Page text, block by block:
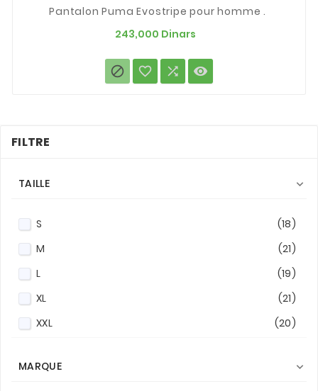
Pantalon Puma Evostripe pour homme .
243,000 Dinars
   
FILTRE
TAILLE 
S
(18)
M
(21)
L
(19)
XL
(21)
XXL
(20)
MARQUE
